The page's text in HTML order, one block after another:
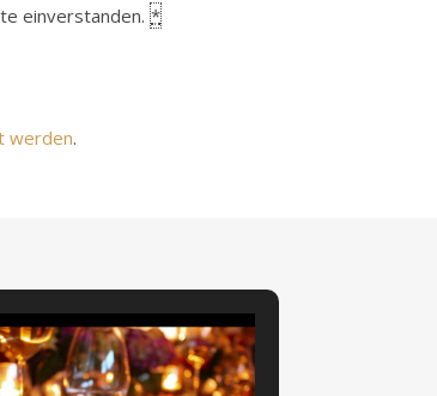
einverstanden. *
werden.